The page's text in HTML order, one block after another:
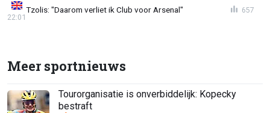
Tzolis: "Daarom verliet ik Club voor Arsenal"
22:01
657
Meer sportnieuws
Tourorganisatie is onverbiddelijk: Kopecky
bestraft